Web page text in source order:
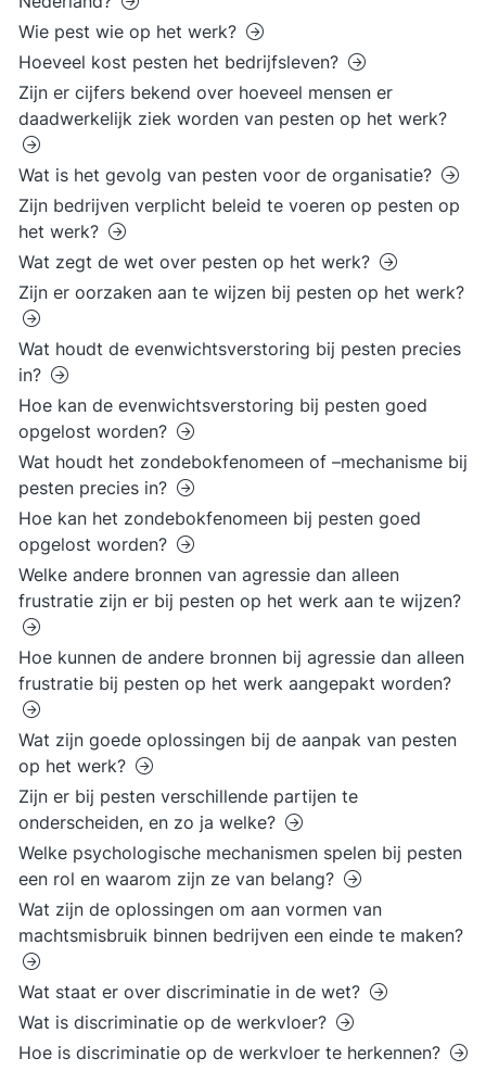
Wie pest wie op het werk?
Hoeveel kost pesten het bedrijfsleven?
Zijn er cijfers bekend over hoeveel mensen er
daadwerkelijk ziek worden van pesten op het werk?
Wat is het gevolg van pesten voor de organisatie?
Zijn bedrijven verplicht beleid te voeren op pesten op
het werk?
Wat zegt de wet over pesten op het werk?
Zijn er oorzaken aan te wijzen bij pesten op het werk?
Wat houdt de evenwichtsverstoring bij pesten precies
in?
Hoe kan de evenwichtsverstoring bij pesten goed
opgelost worden?
Wat houdt het zondebokfenomeen of –mechanisme bij
pesten precies in?
Hoe kan het zondebokfenomeen bij pesten goed
opgelost worden?
Welke andere bronnen van agressie dan alleen
frustratie zijn er bij pesten op het werk aan te wijzen?
Hoe kunnen de andere bronnen bij agressie dan alleen
frustratie bij pesten op het werk aangepakt worden?
Wat zijn goede oplossingen bij de aanpak van pesten
op het werk?
Zijn er bij pesten verschillende partijen te
onderscheiden, en zo ja welke?
Welke psychologische mechanismen spelen bij pesten
een rol en waarom zijn ze van belang?
Wat zijn de oplossingen om aan vormen van
machtsmisbruik binnen bedrijven een einde te maken?
Wat staat er over discriminatie in de wet?
Wat is discriminatie op de werkvloer?
Hoe is discriminatie op de werkvloer te herkennen?